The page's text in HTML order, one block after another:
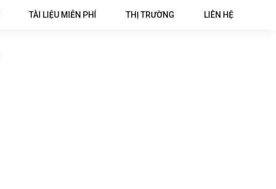
TÀI LIỆU MIỄN PHÍ THỊ TRƯỜNG LIÊN HỆ